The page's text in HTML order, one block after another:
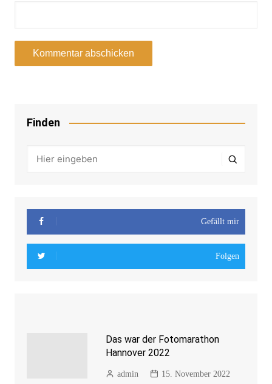
Finden
Gefällt mir
Folgen
Das war der Fotomarathon
Hannover 2022
admin
15. November 2022